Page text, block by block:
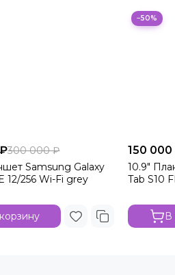
300 000 ₽
Samsung Galaxy
12/256 Wi-Fi grey
−50%
150
10.9"
Tab S10
В